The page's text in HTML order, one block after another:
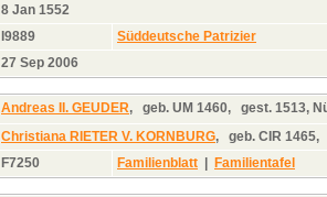
8 Jan 1552
I9889
Süddeutsche Patrizier
27 Sep 2006
Andreas II. GEUDER, geb. UM 1460, gest. 1513,
Christiana RIETER V. KORNBURG, geb. CIR 1465,
F7250 Familienblatt | Familientafel